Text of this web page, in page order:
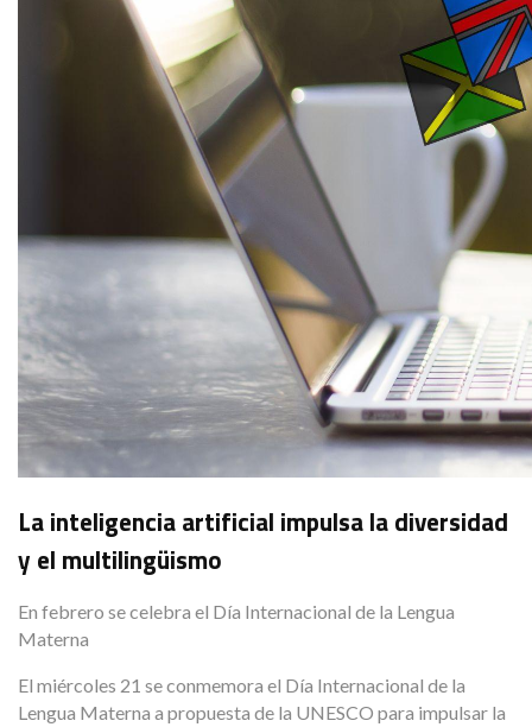
La inteligencia artificial impulsa la diversidad
y el multilingüismo
En febrero se celebra el Día Internacional de la Lengua
Materna
El miércoles 21 se conmemora el Día Internacional de la
Lengua Materna a propuesta de la UNESCO para impulsar la